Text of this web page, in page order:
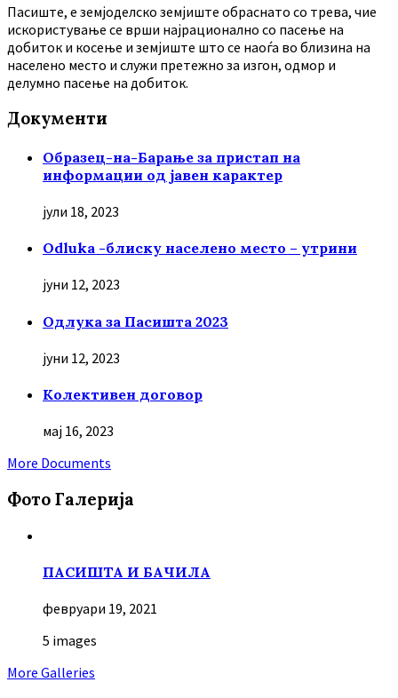
Пасиште, е земјоделско земјиште обраснато со трева, чие
искористување се врши најрационално со пасење на
добиток и косење и земјиште што се наоѓа во близина на
населено место и служи претежно за изгон, одмор и
делумно пасење на добиток.
Документи
Образец-на-Барање за пристап на
информации од јавен карактер
јули 18, 2023
Odluka -блиску населено место – утрини
јуни 12, 2023
Oдлука за Пасишта 2023
јуни 12, 2023
Колективен договор
мај 16, 2023
More Documents
Фото Галерија
ПАСИШТА И БАЧИЛА
февруари 19, 2021
5 images
More Galleries